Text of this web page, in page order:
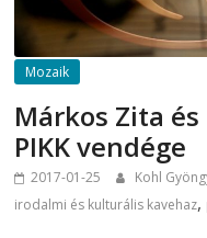
Mozaik
Márkos Zita és
PIKK vendége
2017-01-25 Kohl
irodalmi és kulturális kavehaz,